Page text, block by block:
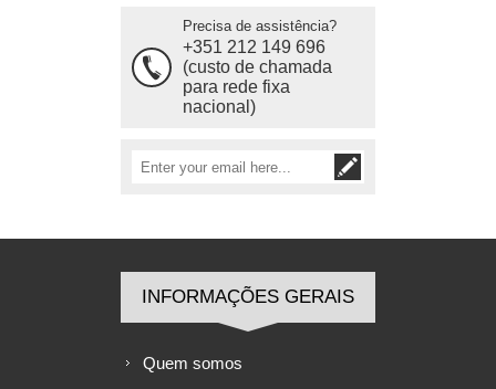
Precisa de assistência?
+351 212 149 696
(custo de chamada
para rede fixa
nacional)
INFORMAÇÕES GERAIS
Quem somos